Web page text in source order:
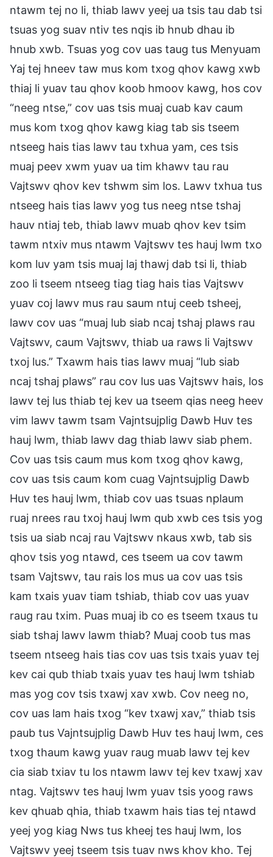
ntawm tej no li, thiab lawv yeej ua tsis tau dab tsi
tsuas yog suav ntiv tes nqis ib hnub dhau ib
hnub xwb. Tsuas yog cov uas taug tus Menyuam
Yaj tej hneev taw mus kom txog qhov kawg xwb
thiaj li yuav tau qhov koob hmoov kawg, hos cov
“neeg ntse,” cov uas tsis muaj cuab kav caum
mus kom txog qhov kawg kiag tab sis tseem
ntseeg hais tias lawv tau txhua yam, ces tsis
muaj peev xwm yuav ua tim khawv tau rau
Vajtswv qhov kev tshwm sim los. Lawv txhua tus
ntseeg hais tias lawv yog tus neeg ntse tshaj
hauv ntiaj teb, thiab lawv muab qhov kev tsim
tawm ntxiv mus ntawm Vajtswv tes hauj lwm txo
kom luv yam tsis muaj laj thawj dab tsi li, thiab
zoo li tseem ntseeg tiag tiag hais tias Vajtswv
yuav coj lawv mus rau saum ntuj ceeb tsheej,
lawv cov uas “muaj lub siab ncaj tshaj plaws rau
Vajtswv, caum Vajtswv, thiab ua raws li Vajtswv
txoj lus.” Txawm hais tias lawv muaj “lub siab
ncaj tshaj plaws” rau cov lus uas Vajtswv hais, los
lawv tej lus thiab tej kev ua tseem qias neeg heev
vim lawv tawm tsam Vajntsujplig Dawb Huv tes
hauj lwm, thiab lawv dag thiab lawv siab phem.
Cov uas tsis caum mus kom txog qhov kawg,
cov uas tsis caum kom cuag Vajntsujplig Dawb
Huv tes hauj lwm, thiab cov uas tsuas nplaum
ruaj nrees rau txoj hauj lwm qub xwb ces tsis yog
tsis ua siab ncaj rau Vajtswv nkaus xwb, tab sis
qhov tsis yog ntawd, ces tseem ua cov tawm
tsam Vajtswv, tau rais los mus ua cov uas tsis
kam txais yuav tiam tshiab, thiab cov uas yuav
raug rau txim. Puas muaj ib co es tseem txaus tu
siab tshaj lawv lawm thiab? Muaj coob tus mas
tseem ntseeg hais tias cov uas tsis txais yuav tej
kev cai qub thiab txais yuav tes hauj lwm tshiab
mas yog cov tsis txawj xav xwb. Cov neeg no,
cov uas lam hais txog “kev txawj xav,” thiab tsis
paub tus Vajntsujplig Dawb Huv tes hauj lwm, ces
txog thaum kawg yuav raug muab lawv tej kev
cia siab txiav tu los ntawm lawv tej kev txawj xav
ntag. Vajtswv tes hauj lwm yuav tsis yoog raws
kev qhuab qhia, thiab txawm hais tias tej ntawd
yeej yog kiag Nws tus kheej tes hauj lwm, los
Vajtswv yeej tseem tsis tuav nws khov kho. Tej